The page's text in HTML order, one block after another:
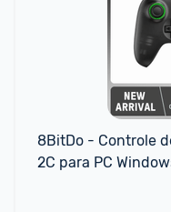
8BitDo - Controle
2C para PC